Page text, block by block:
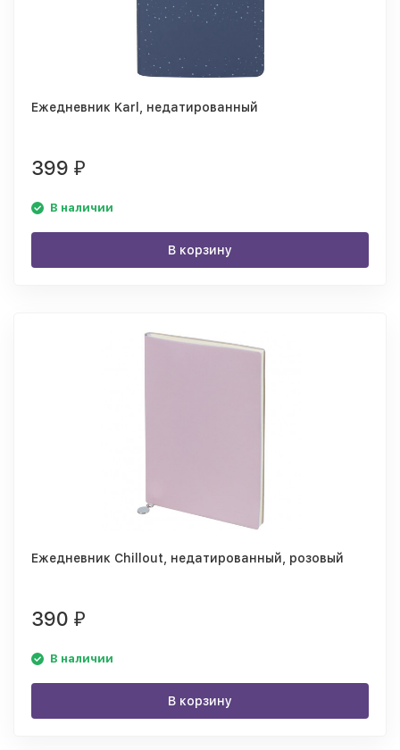
Ежедневник Karl, недатированный
399 ₽
В наличии
В корзину
Ежедневник Chillout, недатированный, розовый
390 ₽
В наличии
В корзину